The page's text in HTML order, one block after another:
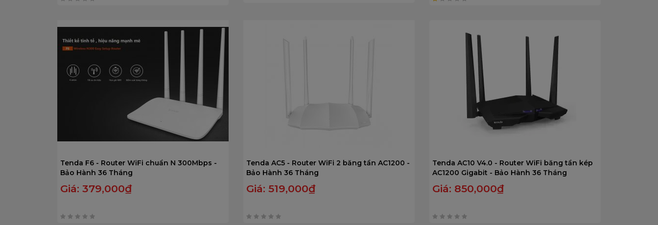
Tenda F6 - Router WiFi chuẩn N 300Mbps -
Bảo Hành 36 Tháng
Giá: 379,000₫
Tenda AC5 - Router WiFi 2 băng tần AC1200 -
Bảo Hành 36 Tháng
Giá: 519,000₫
Tenda AC10 V4.0 - Router WiFi băng tần kép
AC1200 Gigabit - Bảo Hành 36 Tháng
Giá: 850,000₫